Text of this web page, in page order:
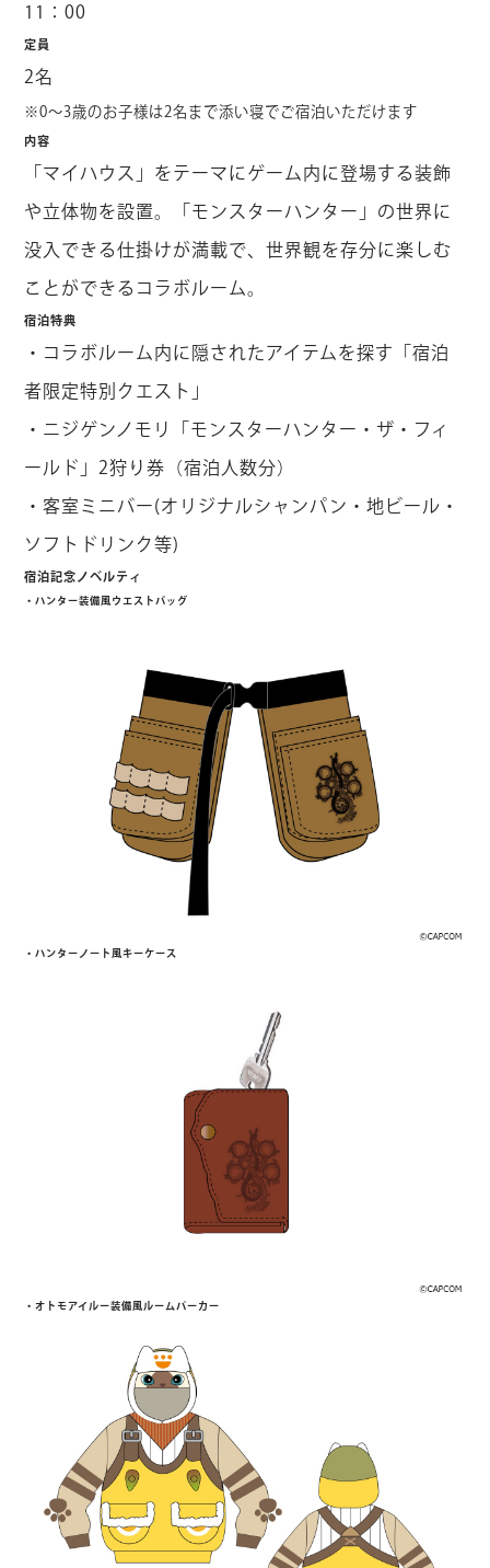
11：00
定員
2名
※0～3歳のお子様は2名まで添い寝でご宿泊いただけます
内容
「マイハウス」をテーマにゲーム内に登場する装飾
や立体物を設置。「モンスターハンター」の世界に
没入できる仕掛けが満載で、世界観を存分に楽しむ
ことができるコラボルーム。
宿泊特典
・コラボルーム内に隠されたアイテムを探す「宿泊
者限定特別クエスト」
・ニジゲンノモリ「モンスターハンター・ザ・フィ
ールド」2狩り券（宿泊人数分）
・客室ミニバー(オリジナルシャンパン・地ビール・
ソフトドリンク等)
宿泊記念ノベルティ
・ハンター装備風ウエストバッグ
・ハンターノート風キーケース
・オトモアイルー装備風ルームパーカー